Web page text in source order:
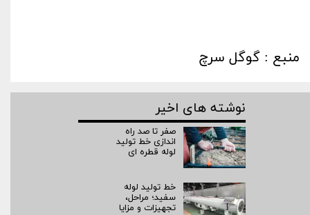
منبع : گوگل سرچ
نوشته های اخیر
صفر تا صد راه‌
اندازی خط تولید
لوله قطره ای
خط تولید لوله
سفید؛ مراحل،
تجهیزات و مزایا